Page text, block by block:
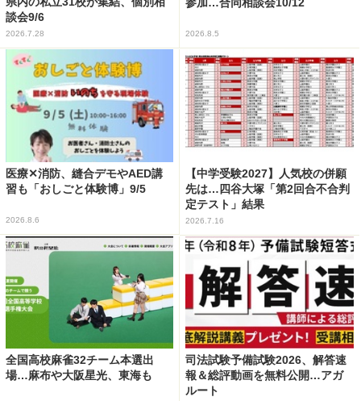
談会9/6
2026.7.28 2026.8.5
医療✕消防、縫合デモやAED講
習も「おしごと体験博」9/5
2026.8.6
【中学受験2027】人気校の併願
先は…四谷大塚「第2回合不合判
定テスト」結果
2026.7.16
全国高校麻雀32チーム本選出
場…麻布や大阪星光、東海も
司法試験予備試験2026、解答速
報＆総評動画を無料公開…アガ
ルート